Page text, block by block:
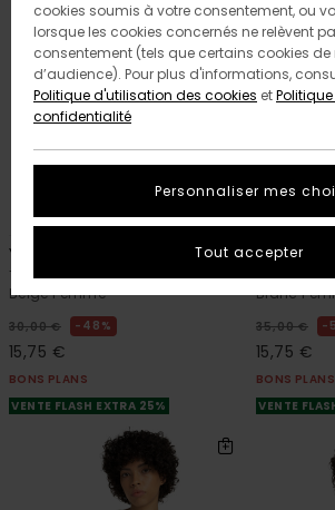
recherche
7 ORGANIC COTTON
Yarnhill
T-shirt à manches courtes
Beige Femme
30,00 € 48%
15,75 €
BONS PLANS
VENTE FLASH EXTRA 25%
1
Second
T-shirt à
Blanc
35,00 €
15,75 €
BONS PLANS
VENTE
cookies soumis à votre consentement, ou
lorsque les cookies concernés ne relèvent
consentement (tels que certains cookies de
d’audience). Pour plus d'informations,
Politique d'utilisation des cookies et
confidentialité
Personnaliser mes
Tout accepter